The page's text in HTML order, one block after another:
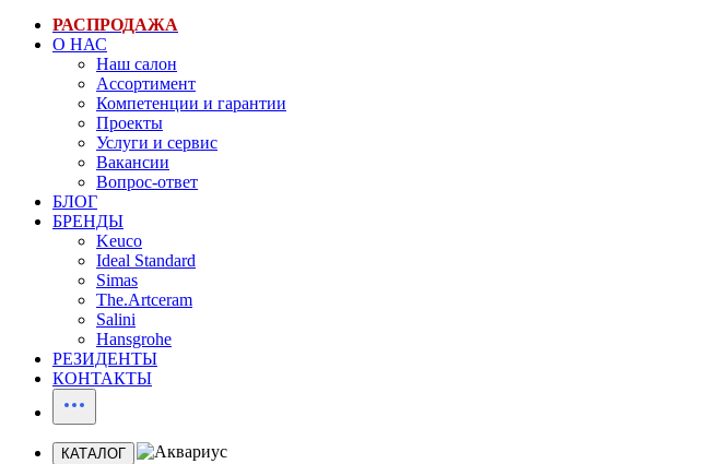
РАСПРОДАЖА
О НАС
Наш салон
Ассортимент
Компетенции и гарантии
Проекты
Услуги и сервис
Вакансии
Вопрос-ответ
БЛОГ
БРЕНДЫ
Keuco
Ideal Standard
Simas
The.Artceram
Salini
Hansgrohe
РЕЗИДЕНТЫ
КОНТАКТЫ
КАТАЛОГ